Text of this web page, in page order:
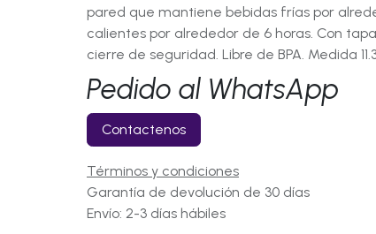
pared que mantiene bebidas frías por
calientes por alrededor de 6 horas. Con
cierre de seguridad. Libre de BPA. Medida
Pedido al WhatsApp
Contactenos
Términos y condiciones
Garantía de devolución de 30 días
Envío: 2-3 días hábiles